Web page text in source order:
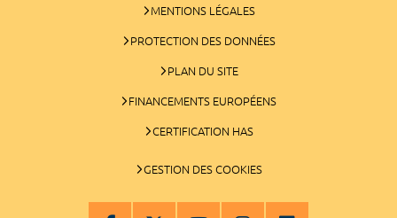
MENTIONS LÉGALES
PROTECTION DES DONNÉES
PLAN DU SITE
FINANCEMENTS EUROPÉENS
CERTIFICATION HAS
GESTION DES COOKIES